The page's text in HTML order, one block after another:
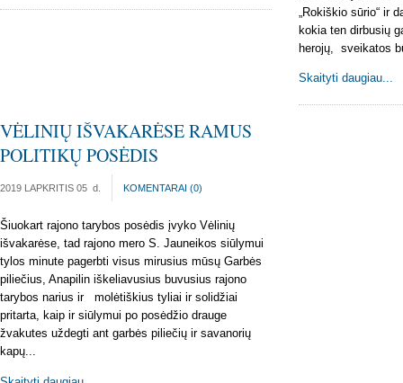
„Rokiškio sūrio“ ir
kokia ten dirbusių
herojų, sveikatos
Skaityti daugiau...
VĖLINIŲ IŠVAKARĖSE RAMUS
POLITIKŲ POSĖDIS
2019 LAPKRITIS 05 d. KOMENTARAI (0)
Šiuokart rajono tarybos posėdis įvyko Vėlinių
išvakarėse, tad rajono mero S. Jauneikos siūlymui
tylos minute pagerbti visus mirusius mūsų Garbės
piliečius, Anapilin iškeliavusius buvusius rajono
tarybos narius ir molėtiškius tyliai ir solidžiai
pritarta, kaip ir siūlymui po posėdžio drauge
žvakutes uždegti ant garbės piliečių ir savanorių
kapų...